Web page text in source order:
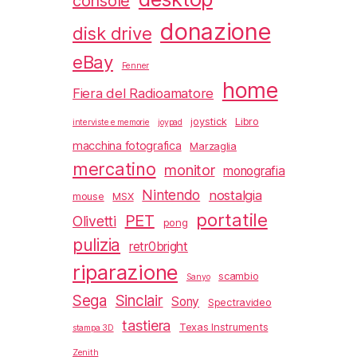
disk drive donazione
eBay Fenner
Fiera del Radioamatore home
interviste e memorie joypad joystick Libro
macchina fotografica Marzaglia
mercatino monitor monografia
mouse MSX Nintendo nostalgia
Olivetti PET pong portatile
pulizia retr0bright
riparazione Sanyo scambio
Sega Sinclair Sony Spectravideo
stampa 3D tastiera Texas Instruments
Zenith